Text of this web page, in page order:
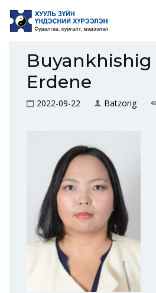
Buyankhishig
Erdene
2022-09-22 Batzorig